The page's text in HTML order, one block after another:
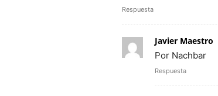
Respuesta
Javier Maestro
Por Nachbar
Respuesta